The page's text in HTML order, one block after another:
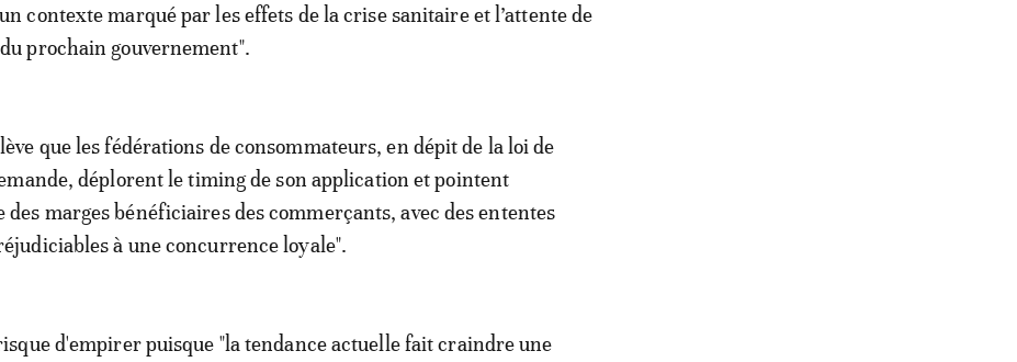
contexte marqué par les effets de la crise sanitaire et l’attente de
prochain gouvernement".
que les fédérations de consommateurs, en dépit de la loi de
déplorent le timing de son application et pointent
des marges bénéficiaires des commerçants, avec des ententes
à une concurrence loyale".
d'empirer puisque "la tendance actuelle fait craindre une